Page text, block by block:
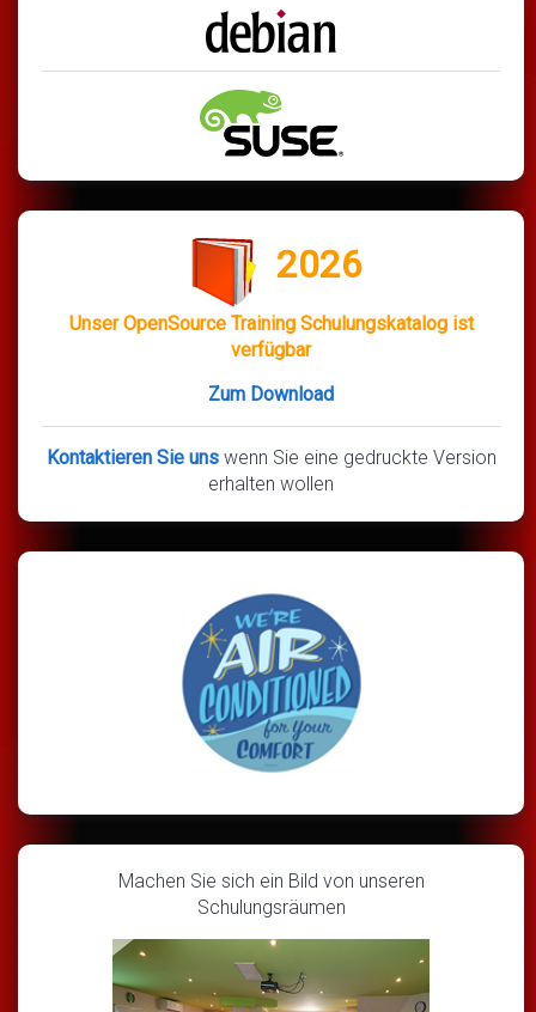
2026
Unser OpenSource Training Schulungskatalog ist
verfügbar
Zum Download
Kontaktieren Sie uns wenn Sie eine gedruckte Version
erhalten wollen
Machen Sie sich ein Bild von unseren
Schulungsräumen